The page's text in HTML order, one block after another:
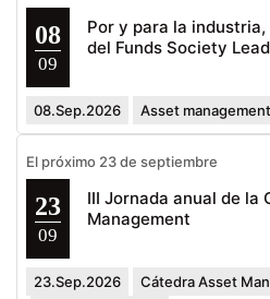
08
09
Por y para la
del Funds Society
08.Sep.2026 Asset management
El próximo 23 de septiembre
23
09
III Jornada anual de la
Management
23.Sep.2026
Cátedra Asset